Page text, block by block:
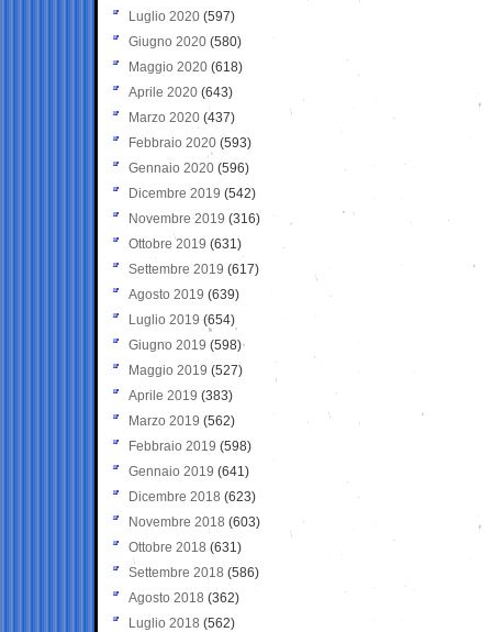
Luglio 2020 (597)
Giugno 2020 (580)
Maggio 2020 (618)
Aprile 2020 (643)
Marzo 2020 (437)
Febbraio 2020 (593)
Gennaio 2020 (596)
Dicembre 2019 (542)
Novembre 2019 (316)
Ottobre 2019 (631)
Settembre 2019 (617)
Agosto 2019 (639)
Luglio 2019 (654)
Giugno 2019 (598)
Maggio 2019 (527)
Aprile 2019 (383)
Marzo 2019 (562)
Febbraio 2019 (598)
Gennaio 2019 (641)
Dicembre 2018 (623)
Novembre 2018 (603)
Ottobre 2018 (631)
Settembre 2018 (586)
Agosto 2018 (362)
Luglio 2018 (562)